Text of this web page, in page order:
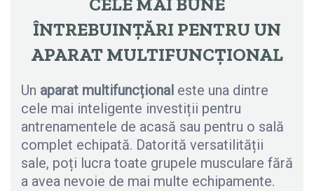
ÎNTREBUINȚĂRI PENTRU UN
APARAT MULTIFUNCȚIONAL
Un aparat multifuncțional este una dintre
cele mai inteligente investiții pentru
antrenamentele de acasă sau pentru o sală
complet echipată. Datorită versatilității
sale, poți lucra toate grupele musculare fără
a avea nevoie de mai multe echipamente.